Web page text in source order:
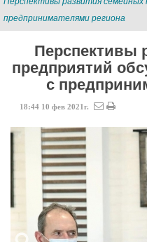
предпринимателями региона
Перспективы
предприятий
с
18:44 10 фев 2021г.